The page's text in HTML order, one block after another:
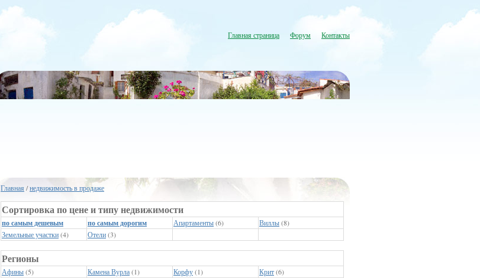
Главная страница Форум Контакты
Главная /недвижимость в продаже
Сортировка по цене и типу недвижимости
по самым дешевым по самым дорогим Апартаменты(6) Виллы(8)
Земельные участки(4) Отели(3)
Регионы
Афины(5) Камена Вурла(1) Корфу(1) Крит(6)